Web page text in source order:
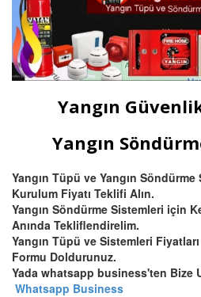
Yangın
Yangın
Yangın Tüpü ve Yangın Söndürme
Kurulum Fiyatı Teklifi Alın.
Yangın Söndürme Sistemleri için
Anında Tekliflendirelim.
Yangın Tüpü ve Sistemleri
Formu Doldurunuz.
Yada whatsapp business'ten Bize
Whatsapp Business